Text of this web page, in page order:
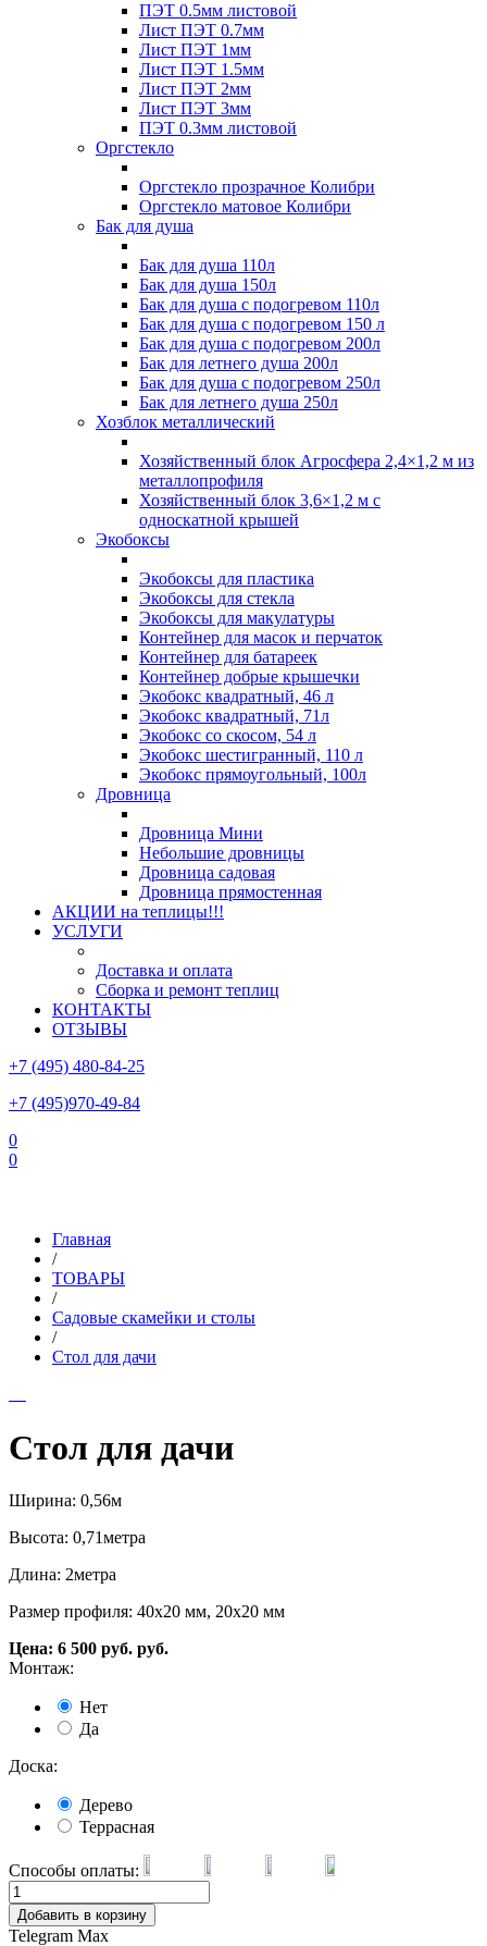
ПЭТ 0.5мм листовой
Лист ПЭТ 0.7мм
Лист ПЭТ 1мм
Лист ПЭТ 1.5мм
Лист ПЭТ 2мм
Лист ПЭТ 3мм
ПЭТ 0.3мм листовой
Оргстекло
Оргстекло прозрачное Колибри
Оргстекло матовое Колибри
Бак для душа
Бак для душа 110л
Бак для душа 150л
Бак для душа с подогревом 110л
Бак для душа с подогревом 150 л
Бак для душа с подогревом 200л
Бак для летнего душа 200л
Бак для душа с подогревом 250л
Бак для летнего душа 250л
Хозблок металлический
Хозяйственный блок Агросфера 2,4×1,2 м из
металлопрофиля
Хозяйственный блок 3,6×1,2 м с
односкатной крышей
Экобоксы
Экобоксы для пластика
Экобоксы для стекла
Экобоксы для макулатуры
Контейнер для масок и перчаток
Контейнер для батареек
Контейнер добрые крышечки
Экобокс квадратный, 46 л
Экобокс квадратный, 71л
Экобокс со скосом, 54 л
Экобокс шестигранный, 110 л
Экобокс прямоугольный, 100л
Дровница
Дровница Мини
Небольшие дровницы
Дровница садовая
Дровница прямостенная
АКЦИИ на теплицы!!!
УСЛУГИ
Доставка и оплата
Сборка и ремонт теплиц
КОНТАКТЫ
ОТЗЫВЫ
+7 (495) 480-84-25
+7 (495)970-49-84
0
0
Главная
/
ТОВАРЫ
/
Садовые скамейки и столы
/
Стол для дачи
Стол для дачи
Ширина: 0,56м
Высота: 0,71метра
Длина: 2метра
Размер профиля: 40х20 мм, 20х20 мм
Цена: 6 500 руб. руб.
Монтаж:
Нет
Да
Доска:
Дерево
Террасная
Способы оплаты:
Добавить в корзину
Telegram Max